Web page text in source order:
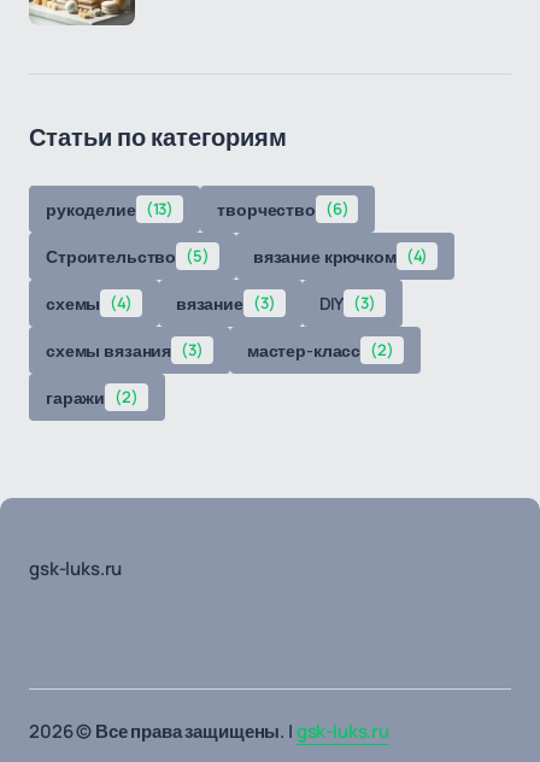
Статьи по категориям
рукоделие (13) творчество (6)
Строительство (5) вязание крючком (4)
схемы (4) вязание (3) DIY (3)
схемы вязания (3) мастер-класс (2)
гаражи (2)
gsk-luks.ru
2026 © Все права защищены. |gsk-luks.ru